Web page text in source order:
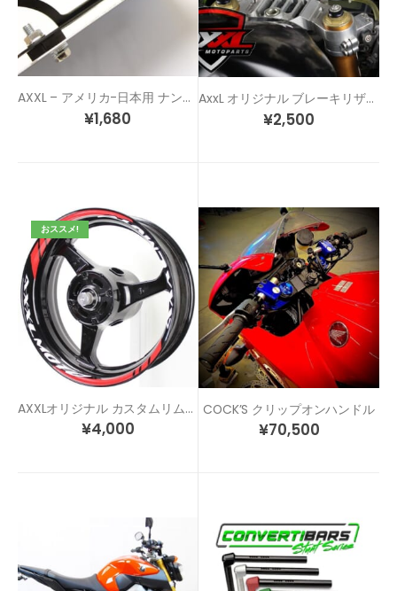
AXXL – アメリカ-日本用 ナンバー穴 変換ステーキット
¥1,680
AxxL オリジナル ブレーキリザーバーカバーセット
¥2,500
おススメ!
AXXLオリジナル カスタムリムステッカー SP1
¥4,000
COCK’S クリップオンハンドル
¥70,500